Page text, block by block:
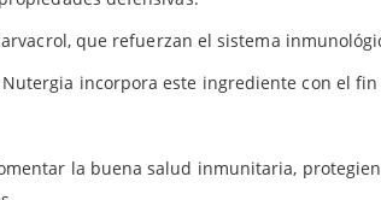
que refuerzan el sistema
incorpora este ingrediente con el fin
la buena salud inmunitaria,
interesar